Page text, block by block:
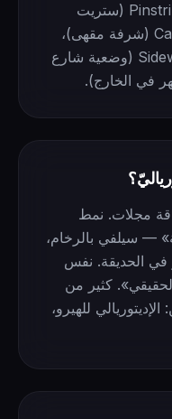
Room (مرآة كاملة الطول)، Pinstripe (ستريت
ستايل على الرصيف)، Café Soleil (شرفة مقهى)،
Concrete (طابع حضري)، Sidewalk (وضعية شارع
مجلات. نمط
— سيلفي بالرخام،
في الحديقة. نفس
كثير من
للهيرو،